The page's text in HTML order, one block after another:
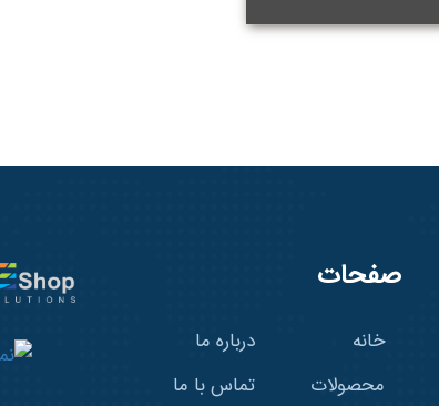
صفحات
خانه
محصولات
درباره ما
تماس با ما